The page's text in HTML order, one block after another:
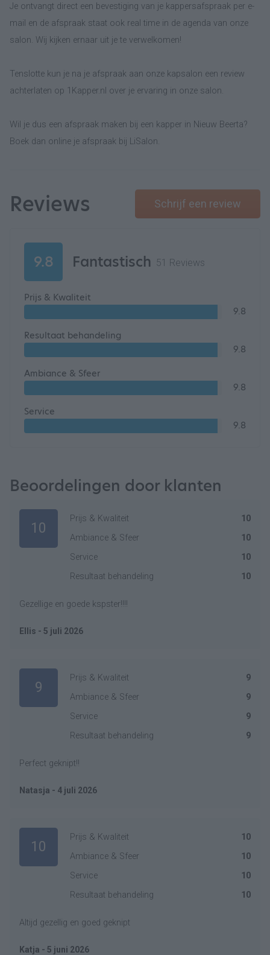
Je ontvangt direct een bevestiging van je kappersafspraak per e-
mail en de afspraak staat ook real time in de agenda van onze
salon. Wij kijken ernaar uit je te verwelkomen!
Tenslotte kun je na je afspraak aan onze kapsalon een review
achterlaten op 1Kapper.nl over je ervaring in onze salon.
Wil je dus een afspraak maken bij een kapper in Nieuw Beerta?
Boek dan online je afspraak bij LiSalon.
Reviews Schrijf een review
9.8 Fantastisch 51 Reviews
Prijs & Kwaliteit
9.8
Resultaat behandeling
9.8
Ambiance & Sfeer
9.8
Service
9.8
Beoordelingen door klanten
10
Prijs & Kwaliteit
10
Ambiance & Sfeer
10
Service
10
Resultaat behandeling
10
Gezellige en goede kspster!!!!
Ellis - 5 juli 2026
9
Prijs & Kwaliteit
9
Ambiance & Sfeer
9
Service
9
Resultaat behandeling
9
Perfect geknipt!!
Natasja - 4 juli 2026
10
Prijs & Kwaliteit
10
Ambiance & Sfeer
10
Service
10
Resultaat behandeling
10
Altijd gezellig en goed geknipt
Katja - 5 juni 2026